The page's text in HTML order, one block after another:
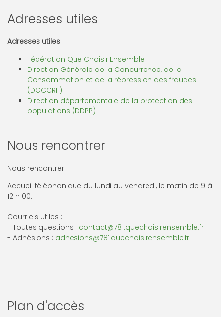
Adresses utiles
Adresses utiles
Fédération Que Choisir Ensemble
Direction Générale de la Concurrence, de la
Consommation et de la répression des fraudes
(DGCCRF)
Direction départementale de la protection des
populations (DDPP)
Nous rencontrer
Nous rencontrer
Accueil téléphonique du lundi au vendredi, le matin de 9 à
12 h 00.
Courriels utiles :
- Toutes questions : contact@781.quechoisirensemble.fr
- Adhésions : adhesions@781.quechoisirensemble.fr
Plan d'accès